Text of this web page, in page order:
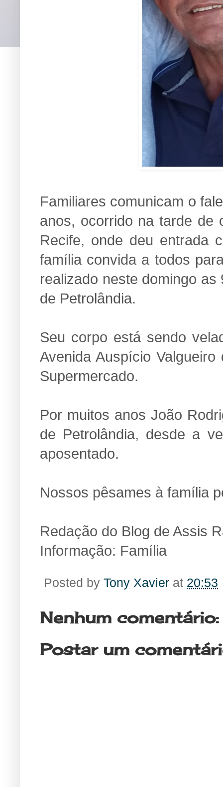
Familiares comunicam o
anos, ocorrido na tarde de
Recife, onde deu entrada
família convida a todos
realizado neste domingo
de Petrolândia.
Seu corpo está sendo
Avenida Auspício
Supermercado.
Por muitos anos João
de Petrolândia, desde a
aposentado.
Nossos pêsames à família
Redação do Blog de Assis
Informação: Família
Posted by Tony Xavier at 20:53
Nenhum comentário:
Postar um